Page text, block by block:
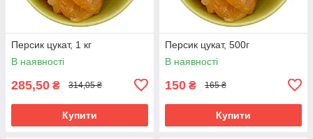
Персик цукат, 1 кг
В наявності
285,50 ₴ 314,05 ₴
Купити
Персик цукат, 500г
В наявності
150 ₴ 165 ₴
Купити